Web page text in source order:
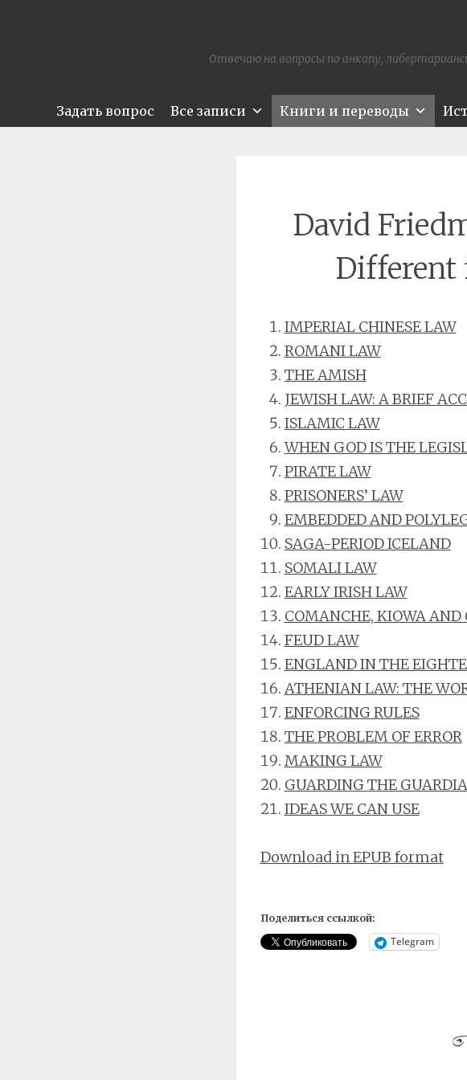
Отвечаю на вопросы по анкапу,
Задать вопрос Все записи Книги и переводы
David
Different
IMPERIAL CHINESE LAW
ROMANI LAW
THE AMISH
JEWISH LAW: A BRIEF
ISLAMIC LAW
WHEN GOD IS THE
PIRATE LAW
PRISONERS’ LAW
EMBEDDED AND
SAGA-PERIOD ICELAND
SOMALI LAW
EARLY IRISH LAW
COMANCHE, KIOWA
FEUD LAW
ENGLAND IN THE
ATHENIAN LAW: THE
ENFORCING RULES
THE PROBLEM OF ERROR
MAKING LAW
GUARDING THE
IDEAS WE CAN USE
Download in EPUB format
Поделиться ссылкой:
Telegram